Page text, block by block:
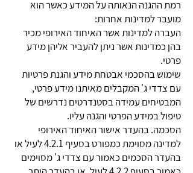
רמת ההגנה הנאותה על המידע כאשר הוא
מועבר למדינות אחרות:
העברה למדינות אשר האיחוד האירופי מכיר
בהן כמדינות אשר ניתן להעביר אליהן מידע
פרטי.
שימוש בהסכמי אבטחת מידע והגנת פרטיות
עם צדדי ג' המקבלים מאיתנו מידע פרטי,
המבטיחים עמידה בסטנדרטים נדרשים של
טיפול במידע הפרטי והגנה עליו.
הסכמה. בהעדר אישור האיחוד האירופי
למדינה מסוימת כמפורט בסעיף 4.2.1 לעיל או
בהעדר הסכמים כאמור עם צדדי ג' מסוימים